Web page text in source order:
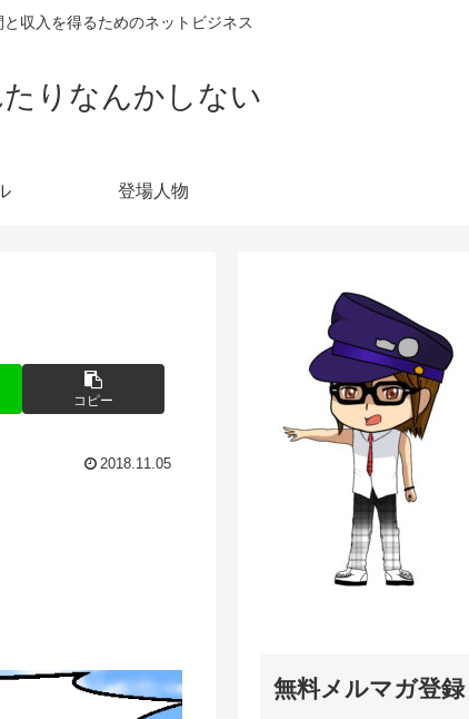
収入を得るためのネットビジネス
りなんかしない
登場人物
コピー
2018.11.05
無料メルマガ登録